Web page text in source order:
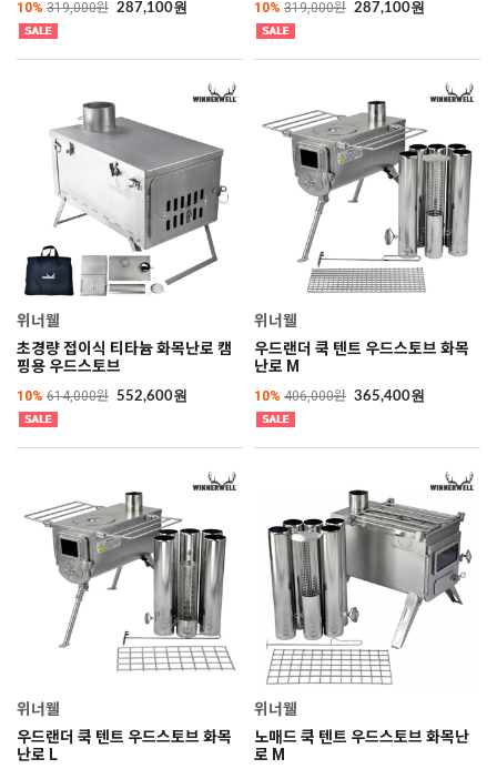
10% 319,000원 287,100원 10% 319,000원 287,100원
위너웰
초경량 접이식 티타늄 화목난로 캠
핑용 우드스토브
10% 614,000원 552,600원
위너웰
우드랜더 쿡 텐트 우드스토브 화목
난로 M
10% 406,000원 365,400원
위너웰
우드랜더 쿡 텐트 우드스토브 화목
난로 L
위너웰
노매드 쿡 텐트 우드스토브 화목난
로 M